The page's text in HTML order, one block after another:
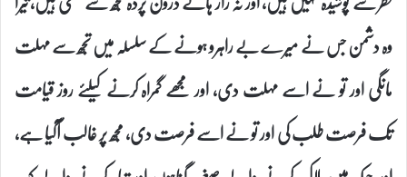
وہ دشمن جس نے میرے بے راہرو ہونے کے سلسلہ میں تجھ سے مہلت
مانگی اور تو نے اسے مہلت دی، اور مجھے گمراہ کرنے کیلئے روز قیامت
تک فرصت طلب کی اور تو نے اسے فرصت دی، مجھ پر غالب آگیا ہے،